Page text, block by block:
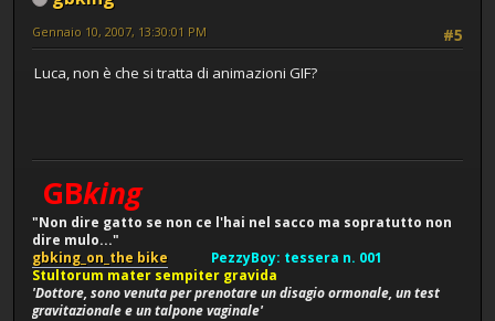
#5
Gennaio 10, 2007, 13:30:01 PM
Luca, non è che si tratta di animazioni GIF?
GBking
"Non dire gatto se non ce l'hai nel sacco ma sopratutto non
dire mulo..."
gbking_on_the bike
PezzyBoy: tessera n. 001
Stultorum mater sempiter gravida
'Dottore, sono venuta per prenotare un disagio ormonale, un test
gravitazionale e un talpone vaginale'